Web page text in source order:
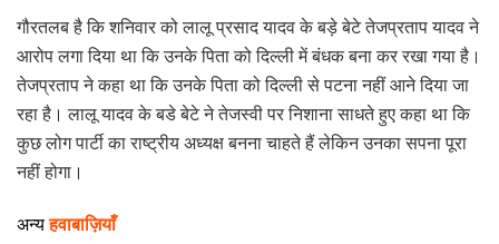
गौरतलब है कि शनिवार को लालू प्रसाद यादव के बड़े बेटे तेजप्रताप यादव ने
आरोप लगा दिया था कि उनके पिता को दिल्ली में बंधक बना कर रखा गया है।
तेजप्रताप ने कहा था कि उनके पिता को दिल्ली से पटना नहीं आने दिया जा
रहा है। लालू यादव के बडे बेटे ने तेजस्वी पर निशाना साधते हुए कहा था कि
कुछ लोग पार्टी का राष्ट्रीय अध्यक्ष बनना चाहते हैं लेकिन उनका सपना पूरा
नहीं होगा।
अन्य हवाबाज़ियाँ